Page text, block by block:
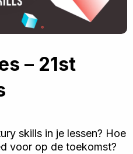
– 21st
skills in je lessen? Hoe
voor op de toekomst?